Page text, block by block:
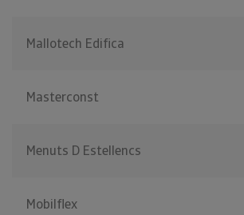
Mallotech Edifica
Masterconst
Menuts D Estellencs
Mobilflex